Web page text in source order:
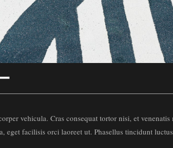
vehicula. Cras consequat tortor nisi, et
eget facilisis orci laoreet ut. Phasellus tincidunt